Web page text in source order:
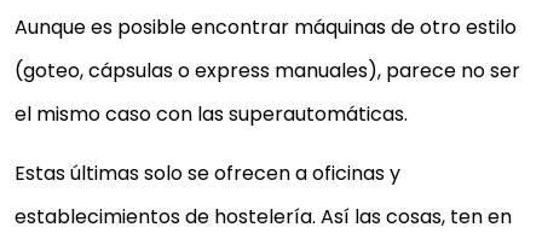
Aunque es posible encontrar máquinas de otro estilo
(goteo, cápsulas o express manuales), parece no ser
el mismo caso con las superautomáticas.
Estas últimas solo se ofrecen a oficinas y
establecimientos de hostelería. Así las cosas, ten en